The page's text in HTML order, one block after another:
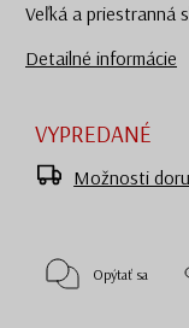
Veľká a priestranná
Detailné informácie
VYPREDANÉ
Možnosti
Opýtať sa